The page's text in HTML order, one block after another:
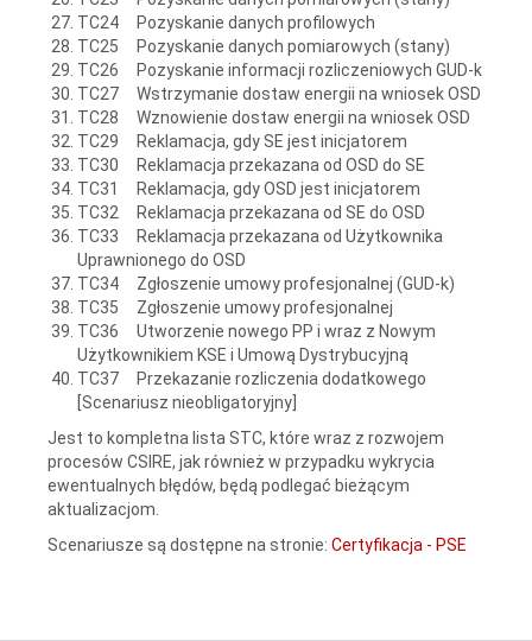
TC24 Pozyskanie danych profilowych
TC25 Pozyskanie danych pomiarowych (stany)
TC26 Pozyskanie informacji rozliczeniowych GUD-k
TC27 Wstrzymanie dostaw energii na wniosek OSD
TC28 Wznowienie dostaw energii na wniosek OSD
TC29 Reklamacja, gdy SE jest inicjatorem
TC30 Reklamacja przekazana od OSD do SE
TC31 Reklamacja, gdy OSD jest inicjatorem
TC32 Reklamacja przekazana od SE do OSD
TC33 Reklamacja przekazana od Użytkownika
Uprawnionego do OSD
TC34 Zgłoszenie umowy profesjonalnej (GUD-k)
TC35 Zgłoszenie umowy profesjonalnej
TC36 Utworzenie nowego PP i wraz z Nowym
Użytkownikiem KSE i Umową Dystrybucyjną
TC37 Przekazanie rozliczenia dodatkowego
[Scenariusz nieobligatoryjny]
Jest to kompletna lista STC, które wraz z rozwojem
procesów CSIRE, jak również w przypadku wykrycia
ewentualnych błędów, będą podlegać bieżącym
aktualizacjom.
Scenariusze są dostępne na stronie: Certyfikacja - PSE